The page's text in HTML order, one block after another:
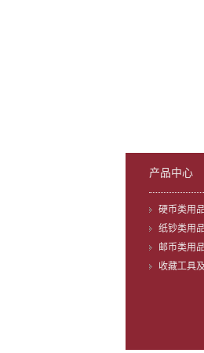
产品中心
硬币类用品
纸钞类用品
邮币类用品
收藏工具